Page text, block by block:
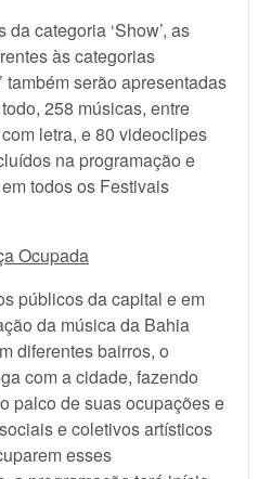
categoria ‘Show’, as
às categorias
também serão apresentadas
258 músicas, entre
letra, e 80 videoclipes
na programação e
todos os Festivais
Ocupada
públicos da capital e em
da música da Bahia
diferentes bairros, o
com a cidade, fazendo
palco de suas ocupações e
e coletivos artísticos
esses